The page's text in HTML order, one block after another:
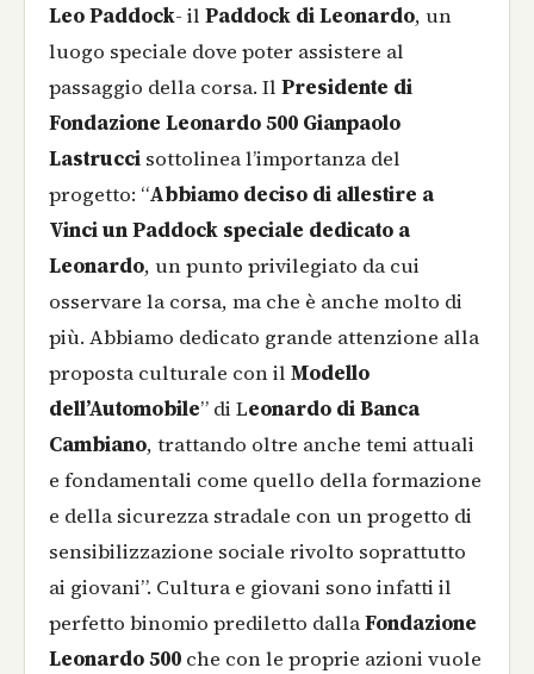
Leo Paddock- il Paddock di Leonardo, un
luogo speciale dove poter assistere al
passaggio della corsa. Il Presidente di
Fondazione Leonardo 500 Gianpaolo
Lastrucci sottolinea l’importanza del
progetto: “Abbiamo deciso di allestire a
Vinci un Paddock speciale dedicato a
Leonardo, un punto privilegiato da cui
osservare la corsa, ma che è anche molto di
più. Abbiamo dedicato grande attenzione alla
proposta culturale con il Modello
dell’Automobile” di Leonardo di Banca
Cambiano, trattando oltre anche temi attuali
e fondamentali come quello della formazione
e della sicurezza stradale con un progetto di
sensibilizzazione sociale rivolto soprattutto
ai giovani”. Cultura e giovani sono infatti il
perfetto binomio prediletto dallaFondazione
Leonardo 500 che con le proprie azioni vuole